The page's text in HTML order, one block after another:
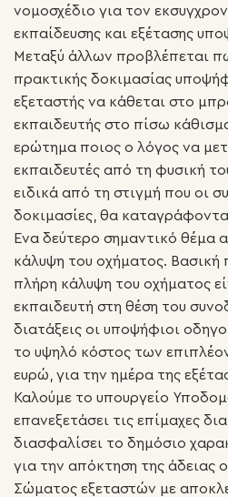
νομοσχέδιο για τον
εκπαίδευσης και εξέτασης
Μεταξύ άλλων προβλέπεται
πρακτικής δοκιμασίας
εξεταστής να κάθεται στο
εκπαιδευτής στο πίσω
ερώτημα ποιος ο λόγος να
εκπαιδευτές από τη φυσική
ειδικά από τη στιγμή που οι
δοκιμασίες, θα
Ενα δεύτερο σημαντικό θέμα
κάλυψη του οχήματος. Βασική
πλήρη κάλυψη του οχήματος
εκπαιδευτή στη θέση του
διατάξεις οι υποψήφιοι
το υψηλό κόστος των
ευρώ, για την ημέρα της
Καλούμε το υπουργείο
επανεξετάσει τις επίμαχες
διασφαλίσει το δημόσιο
για την απόκτηση της άδειας
Σώματος εξεταστών με